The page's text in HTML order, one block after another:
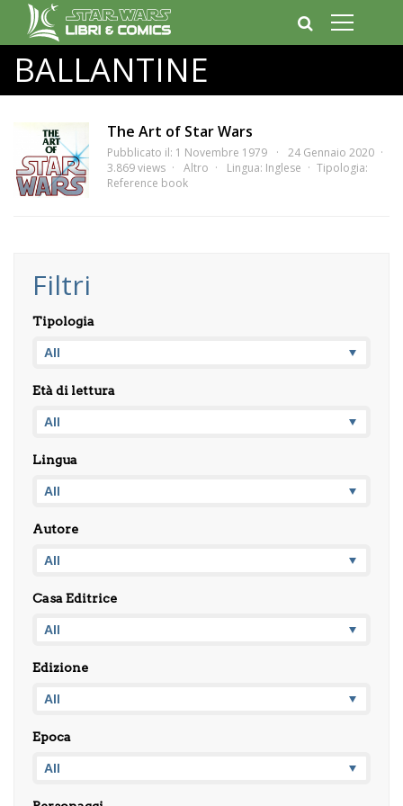
BALLANTINE
The Art of Star Wars
Pubblicato il: 1 Novembre 1979
24 Gennaio 2020
3.869 views
Altro Lingua: Inglese
Tipologia:
Reference book
Filtri
Tipologia
Età di lettura
Lingua
Autore
Casa Editrice
Edizione
Epoca